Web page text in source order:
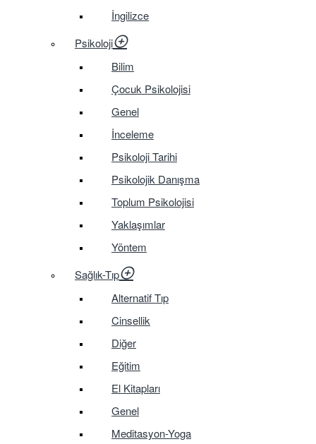
İngilizce
Psikoloji
Bilim
Çocuk Psikolojisi
Genel
İnceleme
Psikoloji Tarihi
Psikolojik Danışma
Toplum Psikolojisi
Yaklaşımlar
Yöntem
Sağlık-Tıp
Alternatif Tıp
Cinsellik
Diğer
Eğitim
El Kitapları
Genel
Meditasyon-Yoga